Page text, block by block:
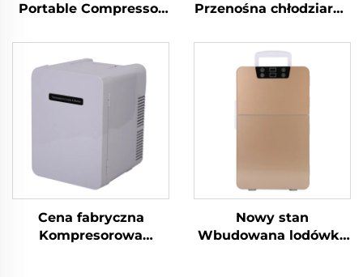
Portable Compressor
Lodówka Zamrażarka
Mini Elektryczna
Lodówka
Samochodowa 18L
Przenośna chłodziarka
Lodówka
samochodowa
Chłodziarka
Cena fabryczna
Kompresorowa
Nowy stan
Wbudowana lodówka